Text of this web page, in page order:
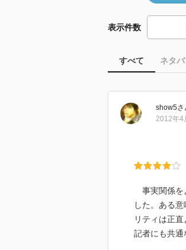
表示件数
すべて ネタ
show5さ
2012年4
事実関係を
した。ある
リティは正
記者にも共通